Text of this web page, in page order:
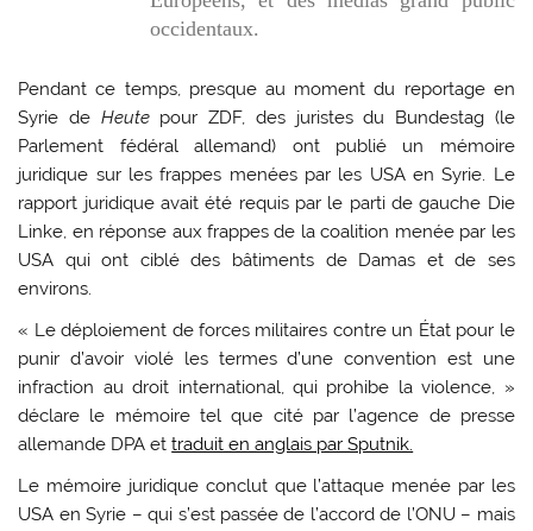
occidentaux.
Pendant ce temps, presque au moment du reportage en
Syrie de Heutepour ZDF, des juristes du Bundestag (le
Parlement fédéral allemand) ont publié un mémoire
juridique sur les frappes menées par les USA en Syrie. Le
rapport juridique avait été requis par le parti de gauche Die
Linke, en réponse aux frappes de la coalition menée par les
USA qui ont ciblé des bâtiments de Damas et de ses
environs.
« Le déploiement de forces militaires contre un État pour le
punir d’avoir violé les termes d’une convention est une
infraction au droit international, qui prohibe la violence, »
déclare le mémoire tel que cité par l’agence de presse
allemande DPA ettraduit en anglais par Sputnik.
Le mémoire juridique conclut que l’attaque menée par les
USA en Syrie – qui s’est passée de l’accord de l’ONU – mais